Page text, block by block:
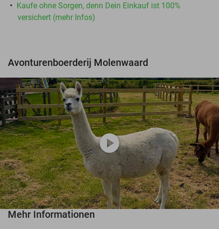
Kaufe ohne Sorgen, denn Dein Einkauf ist 100%
versichert (mehr Infos)
Avonturenboerderij Molenwaard
play_circle
Mehr Informationen